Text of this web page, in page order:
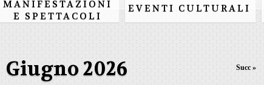
MANIFESTAZIONI
E SPETTACOLI
EVENTI CULTURALI
Giugno 2026 Succ »